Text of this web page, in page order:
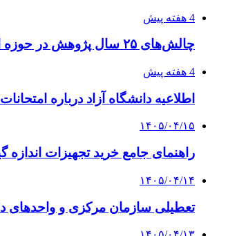
4 هفته پیش
چالش‌های ۲۵ سال پژوهش در حوزه انسجام اجتماعی
4 هفته پیش
اطلاعیه دانشگاه آزاد درباره
۱۴۰۵/۰۴/۱۵
راهنمای جامع خرید تجهیزات اندازه
۱۴۰۵/۰۴/۱۴
تعطیلی سازمان مرکزی و واحدهای